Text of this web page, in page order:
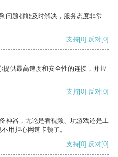
问题都能及时解决，服务态度非常
支持[0] 反对[0]
供最高速度和安全性的连接，并帮
支持[0] 反对[0]
神器，无论是看视频、玩游戏还是工
用担心网速卡顿了。
支持[0] 反对[0]